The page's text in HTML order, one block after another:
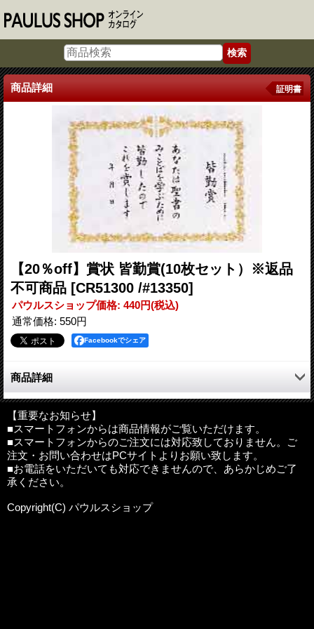
商品詳細 証明書
【20％off】賞状 皆勤賞(10枚セット）※返品
不可商品 [CR51300 /#13350]
パウルスショップ価格: 440円(税込)
通常価格: 550円
Facebookでシェア
商品詳細
「あなたは聖書のみことばを学ぶために皆勤したのでこれを賞し
ます」
教会学校や聖書講座などでお使いいただけます。
サイズ：A4判
製造：日本
【重要なお知らせ】
■スマートフォンからは商品情報がご覧いただけます。
■スマートフォンからのご注文には対応致しておりません。ご
注文・お問い合わせはPCサイトよりお願い致します。
■お電話をいただいても対応できませんので、あらかじめご了
承ください。
Copyright(C) パウルスショップ